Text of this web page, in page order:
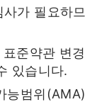
가 필요하므
준약관 변경
있습니다.
능범위(AMA)